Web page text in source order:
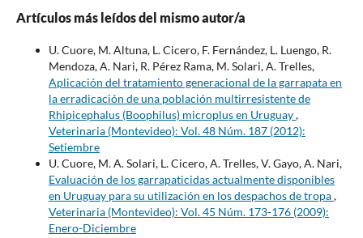
Artículos más leídos del mismo autor/a
U. Cuore, M. Altuna, L. Cicero, F. Fernández, L. Luengo, R.
Mendoza, A. Nari, R. Pérez Rama, M. Solari, A. Trelles,
Aplicación del tratamiento generacional de la garrapata en
la erradicación de una población multirresistente de
Rhipicephalus (Boophilus) microplus en Uruguay,
Veterinaria (Montevideo): Vol. 48 Núm. 187 (2012):
Setiembre
U. Cuore, M. A. Solari, L. Cicero, A. Trelles, V. Gayo, A. Nari,
Evaluación de los garrapaticidas actualmente disponibles
en Uruguay para su utilización en los despachos de tropa,
Veterinaria (Montevideo): Vol. 45 Núm. 173-176 (2009):
Enero-Diciembre